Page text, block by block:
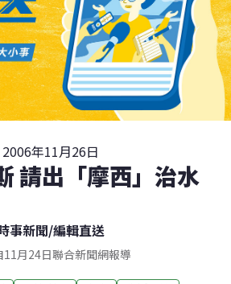
2006年11月26日
請出「摩西」治水
事新聞/編輯直送
11月24日聯合新聞網報導